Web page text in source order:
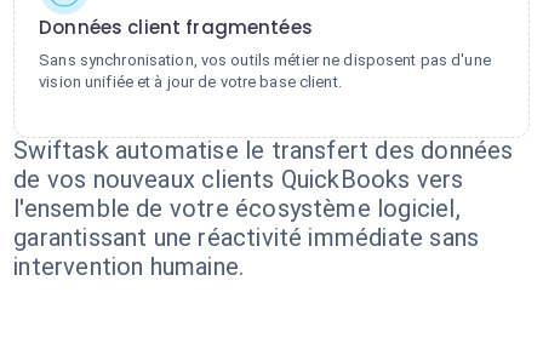
Données client fragmentées
Sans synchronisation, vos outils métier ne disposent pas d'une
vision unifiée et à jour de votre base client.
Swiftask automatise le transfert des données
de vos nouveaux clients QuickBooks vers
l'ensemble de votre écosystème logiciel,
garantissant une réactivité immédiate sans
intervention humaine.